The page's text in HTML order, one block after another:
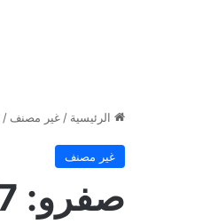
الرئيسية / غير مصنف /
غير مصنف